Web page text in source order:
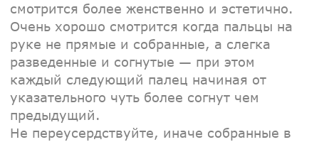
смотрится более женственно и эстетично.
Очень хорошо смотрится когда пальцы на
руке не прямые и собранные, а слегка
разведенные и согнутые — при этом
каждый следующий палец начиная от
указательного чуть более согнут чем
предыдущий.
Не переусердствуйте, иначе собранные в